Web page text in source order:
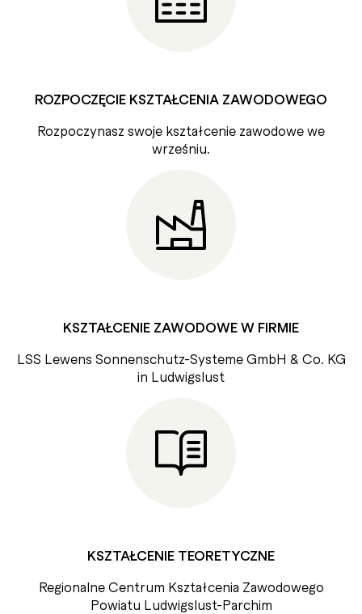
ROZPOCZĘCIE KSZTAŁCENIA ZAWODOWEGO
Rozpoczynasz swoje kształcenie zawodowe we
wrześniu.
KSZTAŁCENIE ZAWODOWE W FIRMIE
LSS Lewens Sonnenschutz-Systeme GmbH & Co. KG
in Ludwigslust
KSZTAŁCENIE TEORETYCZNE
Regionalne Centrum Kształcenia Zawodowego
Powiatu Ludwigslust-Parchim